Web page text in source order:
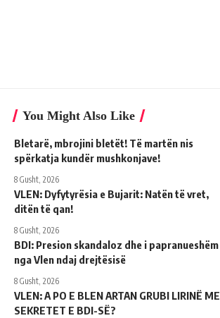
You Might Also Like
Bletarë, mbrojini bletët! Të martën nis
spërkatja kundër mushkonjave!
8 Gusht, 2026
VLEN: Dyfytyrësia e Bujarit: Natën të vret,
ditën të qan!
8 Gusht, 2026
BDI: Presion skandaloz dhe i papranueshëm
nga Vlen ndaj drejtësisë
8 Gusht, 2026
VLEN: A PO E BLEN ARTAN GRUBI LIRINË ME
SEKRETET E BDI-SË?